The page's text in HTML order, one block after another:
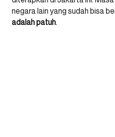
negara lain yang sudah bisa
adalah patuh.